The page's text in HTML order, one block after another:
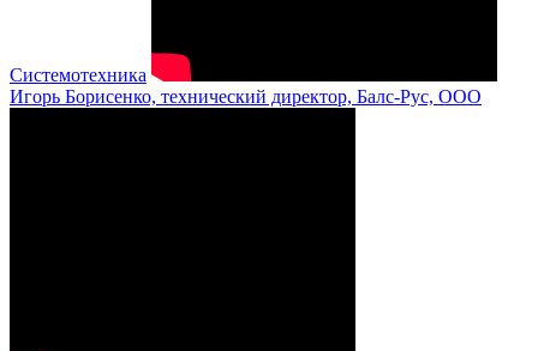
Системотехника
Игорь Борисенко, технический директор, Балс-Рус, ООО